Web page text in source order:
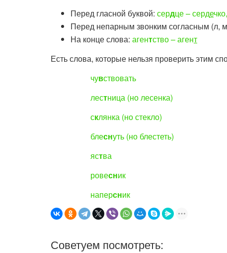
Перед гласной буквой: сердце – серде
Перед непарным звонким согласным (л,
На конце слова: агентство – агент
Есть слова, которые нельзя проверить этим
чувствовать
лестница (но лесенка)
склянка (но стекло)
блеснуть (но блестеть)
яства
ровесник
наперсник
Советуем посмотреть: